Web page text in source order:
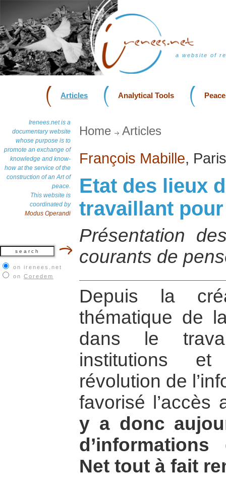
a website of
Articles Analytical Tools
Irenees.net is a
documentary website
whose purpose is to
promote an exchange of
knowledge and know-
how at the service of the
construction of an Art of
peace.
This website is
coordinated by
Modus Operandi
on irenees.net
on Coredem
Home Articles
François Mabille,
Etat des lieux
travaillant
Présentation
courants de
Depuis la
thématique de
dans le
institutions et
révolution de
favorisé
y a donc
Net tout à fait